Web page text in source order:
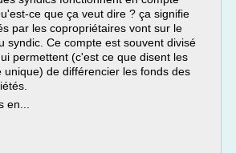
ce que ça veut dire ? ça signifie
par les copropriétaires vont sur le
syndic. Ce compte est souvent divisé
permettent (c'est ce que disent les
unique) de différencier les fonds des